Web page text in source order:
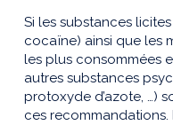
Si les substances
cocaïne) ainsi que les
les plus consommées
autres substances
protoxyde d’azote, …)
ces